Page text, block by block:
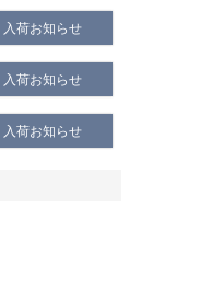
入荷お知らせ
入荷お知らせ
入荷お知らせ